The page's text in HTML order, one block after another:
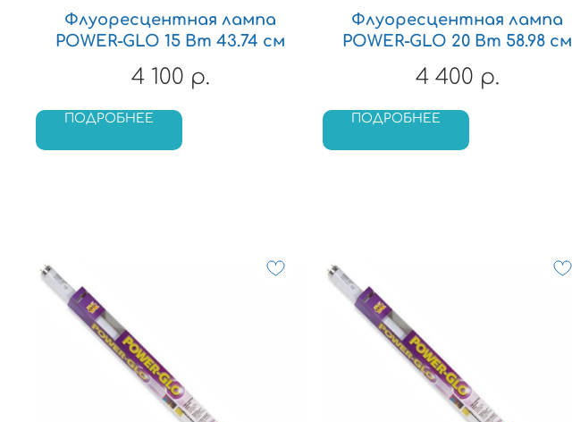
Флуоресцентная лампа
POWER-GLO 15 Вт 43.74 см
4 100 р.
ПОДРОБНЕЕ
Флуоресцентная лампа
POWER-GLO 20 Вт 58.98 см
4 400 р.
ПОДРОБНЕЕ